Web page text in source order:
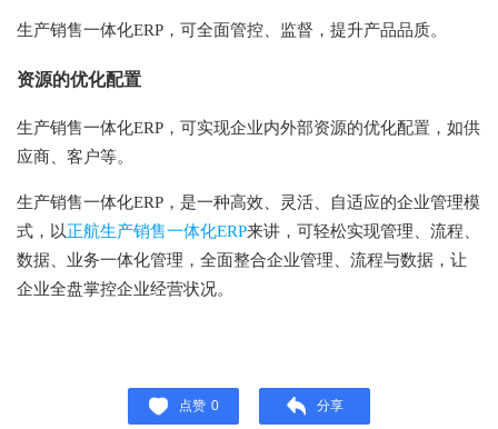
生产销售一体化ERP，可全面管控、监督，提升产品品质。
资源的优化配置
生产销售一体化ERP，可实现企业内外部资源的优化配置，如供
应商、客户等。
生产销售一体化ERP，是一种高效、灵活、自适应的企业管理模
式，以正航生产销售一体化ERP来讲，可轻松实现管理、流程、
数据、业务一体化管理，全面整合企业管理、流程与数据，让
企业全盘掌控企业经营状况。
点赞 0 分享